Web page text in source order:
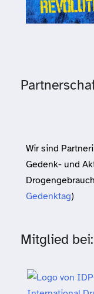
Wir sind
Gedenk- und
Gedenktag)
Mitglied bei: